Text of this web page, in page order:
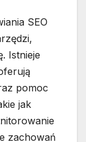
SEO
Istnieje
pomoc
jak
zachowań